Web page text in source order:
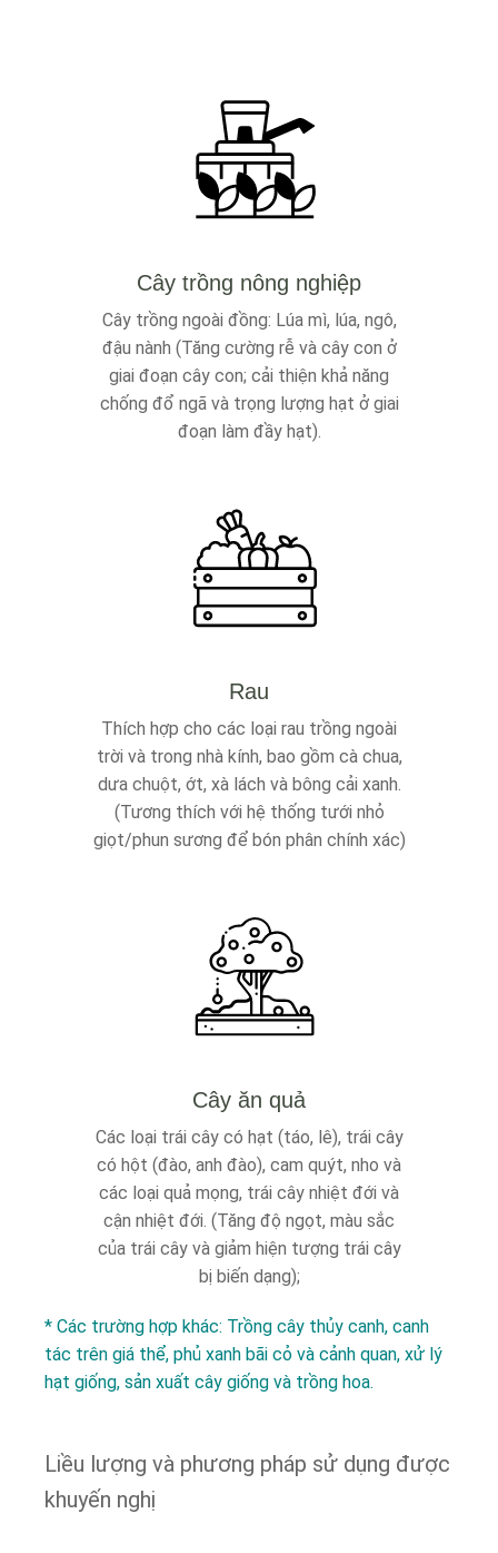
Cây trồng nông nghiệp
Cây trồng ngoài đồng: Lúa mì, lúa, ngô,
đậu nành (Tăng cường rễ và cây con ở
giai đoạn cây con; cải thiện khả năng
chống đổ ngã và trọng lượng hạt ở giai
đoạn làm đầy hạt).
Rau
Thích hợp cho các loại rau trồng ngoài
trời và trong nhà kính, bao gồm cà chua,
dưa chuột, ớt, xà lách và bông cải xanh.
(Tương thích với hệ thống tưới nhỏ
giọt/phun sương để bón phân chính xác)
Cây ăn quả
Các loại trái cây có hạt (táo, lê), trái cây
có hột (đào, anh đào), cam quýt, nho và
các loại quả mọng, trái cây nhiệt đới và
cận nhiệt đới. (Tăng độ ngọt, màu sắc
của trái cây và giảm hiện tượng trái cây
bị biến dạng);
* Các trường hợp khác: Trồng cây thủy canh, canh
tác trên giá thể, phủ xanh bãi cỏ và cảnh quan, xử lý
hạt giống, sản xuất cây giống và trồng hoa.
Liều lượng và phương pháp sử dụng được
khuyến nghị